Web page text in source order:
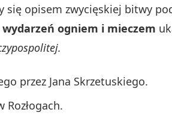
się opisem zwycięskiej bitwy
wydarzeń ogniem i mieczem
przez Jana Skrzetuskiego.
Rozłogach.